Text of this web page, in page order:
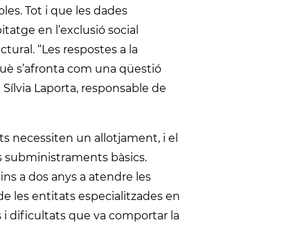
Tot i que les dades
en l’exclusió social
“Les respostes a la
s’afronta com una qüestió
Laporta, responsable de
necessiten un allotjament, i el
subministraments bàsics.
a dos anys a atendre les
les entitats especialitzades en
dificultats que va comportar la